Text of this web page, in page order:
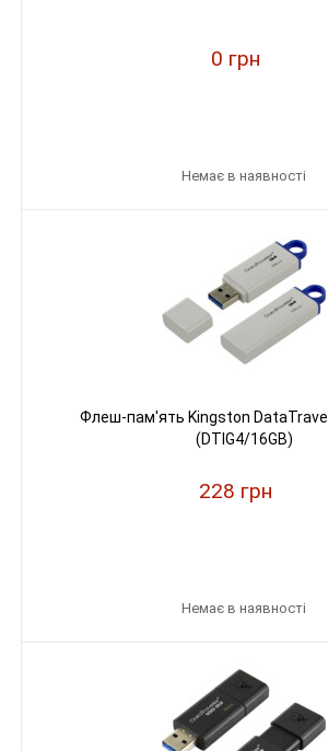
0 грн
Немає в наявності
Флеш-пам'ять Kingston
(DTIG4/16GB)
228 грн
Немає в наявності